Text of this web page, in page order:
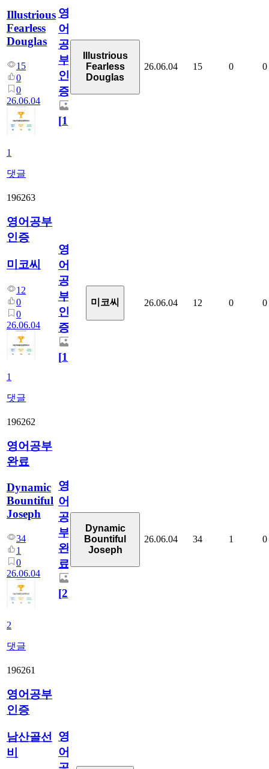
Illustrious
Fearless
Douglas
15
0
0
26.06.04
1
댓글
영
어
공
부
인
증
[1]
Illustrious
Fearless
Douglas
26.06.04 15 0 0
196263
영어공부
인증
미코씨
12
0
0
26.06.04
1
댓글
영
어
공
부
인
증
[1]
미코씨 26.06.04 12 0 0
196262
영어공부
완료
Dynamic
Bountiful
Joseph
34
1
0
26.06.04
2
댓글
영
어
공
부
완
료
[2]
Dynamic
Bountiful
Joseph
26.06.04 34 1 0
196261
영어공부
인증
남산골선
비
영
어